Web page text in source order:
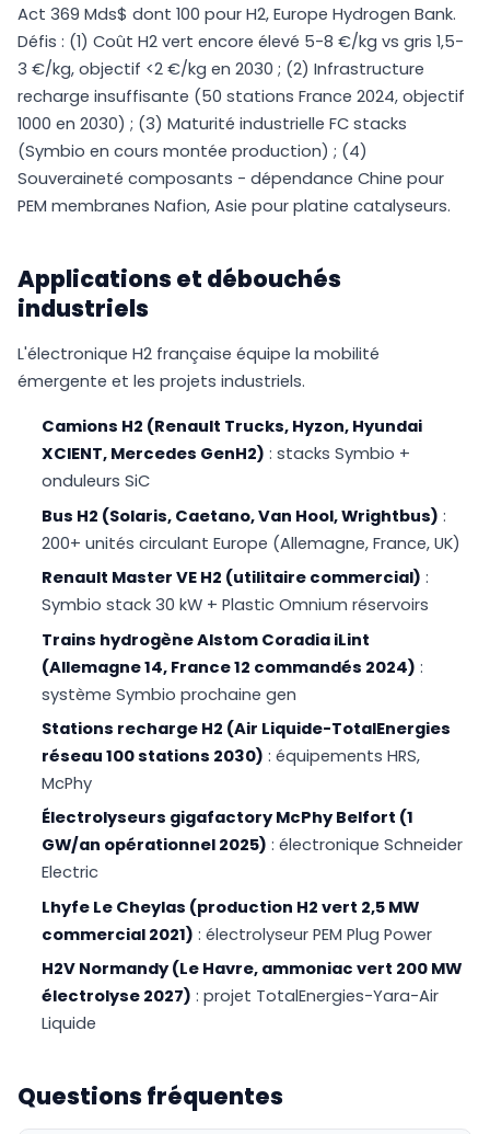
Act 369 Mds$ dont 100 pour H2, Europe Hydrogen Bank.
Défis : (1) Coût H2 vert encore élevé 5-8 €/kg vs gris 1,5-
3 €/kg, objectif <2 €/kg en 2030 ; (2) Infrastructure
recharge insuffisante (50 stations France 2024, objectif
1000 en 2030) ; (3) Maturité industrielle FC stacks
(Symbio en cours montée production) ; (4)
Souveraineté composants - dépendance Chine pour
PEM membranes Nafion, Asie pour platine catalyseurs.
Applications et débouchés
industriels
L'électronique H2 française équipe la mobilité
émergente et les projets industriels.
Camions H2 (Renault Trucks, Hyzon, Hyundai
XCIENT, Mercedes GenH2) : stacks Symbio +
onduleurs SiC
Bus H2 (Solaris, Caetano, Van Hool, Wrightbus) :
200+ unités circulant Europe (Allemagne, France, UK)
Renault Master VE H2 (utilitaire commercial) :
Symbio stack 30 kW + Plastic Omnium réservoirs
Trains hydrogène Alstom Coradia iLint
(Allemagne 14, France 12 commandés 2024) :
système Symbio prochaine gen
Stations recharge H2 (Air Liquide-TotalEnergies
réseau 100 stations 2030) : équipements HRS,
McPhy
Électrolyseurs gigafactory McPhy Belfort (1
GW/an opérationnel 2025) : électronique Schneider
Electric
Lhyfe Le Cheylas (production H2 vert 2,5 MW
commercial 2021) : électrolyseur PEM Plug Power
H2V Normandy (Le Havre, ammoniac vert 200 MW
électrolyse 2027) : projet TotalEnergies-Yara-Air
Liquide
Questions fréquentes